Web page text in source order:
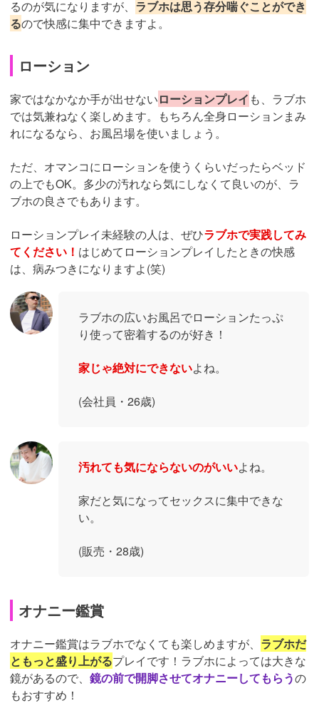
るのが気になりますが、 ラブホは思う存分喘ぐことができ
るので快感に集中できますよ。
ローション
家ではなかなか手が出せないローションプレイ も、ラブホ
では気兼ねなく楽しめます。もちろん全身ローションまみ
れになるなら、お風呂場を使いましょう。
ただ、オマンコにローションを使うくらいだったらベッド
の上でもOK。多少の汚れなら気にしなくて良いのが、ラ
ブホの良さでもあります。
ローションプレイ未経験の人は、ぜひラブホで実践してみ
てください！ はじめてローションプレイしたときの快感
は、病みつきになりますよ(笑)
ラブホの広いお風呂でローションたっぷ
り使って密着するのが好き！
家じゃ絶対にできないよね。
(会社員・26歳)
汚れても気にならないのがいいよね。
家だと気になってセックスに集中できな
い。
(販売・28歳)
オナニー鑑賞
オナニー鑑賞はラブホでなくても楽しめますが、 ラブホだ
ともっと盛り上がるプレイです！ラブホによっては大きな
鏡があるので、 鏡の前で開脚させてオナニーしてもらうの
もおすすめ！